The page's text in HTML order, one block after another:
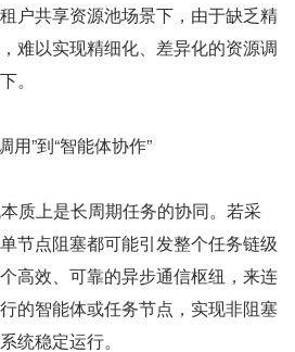
户共享资源池场景下，由于缺乏精
难以实现精细化、差异化的资源调
。
用”到“智能体协作”
质上是长周期任务的协同。若采
节点阻塞都可能引发整个任务链级
高效、可靠的异步通信枢纽，来连
的智能体或任务节点，实现非阻塞
统稳定运行。